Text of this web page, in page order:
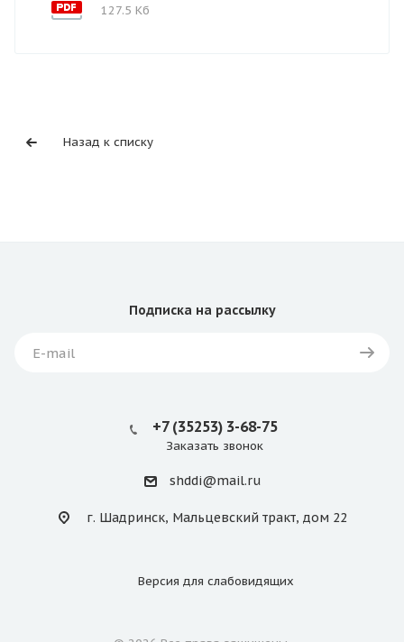
127.5 Кб
Назад к списку
Подписка на рассылку
+7 (35253) 3-68-75
Заказать звонок
shddi@mail.ru
г. Шадринск, Мальцевский тракт, дом 22
Версия для слабовидящих